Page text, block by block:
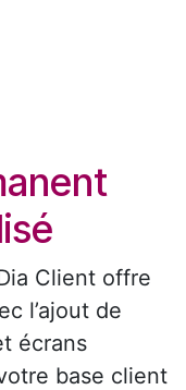
Client offre
l’ajout de
écrans
base client